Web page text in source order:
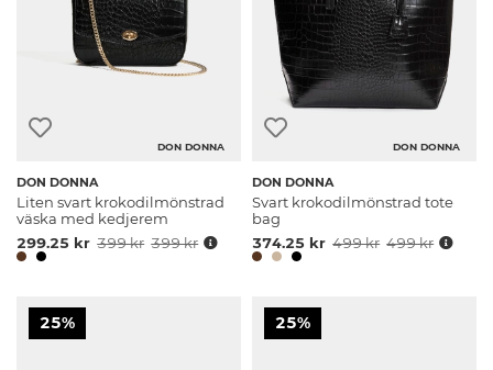
DON DONNA
DON DONNA
Liten svart krokodilmönstrad
väska med kedjerem
299.25 kr 399 kr 399 kr
DON DONNA
DON DONNA
Svart krokodilmönstrad tote
bag
374.25 kr 499 kr 499 kr
25% 25%